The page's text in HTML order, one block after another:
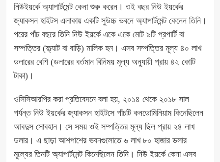
নিউইয়র্কে অ্যাপার্টমেন্ট কেনা শুরু করেন। ওই বছর নিউ ইয়র্কের
জ্যাকসন হাইটস এলাকায় একটি সুউচ্চ ভবনে অ্যাপার্টমেন্ট কেনেন তিনি।
পরের পাঁচ বছরে তিনি নিউ ইয়র্কে একে একে মোট ৯টি প্রপার্টি বা
সম্পত্তির (ফ্ল্যাট বা বাড়ি) মালিক হন। এসব সম্পত্তির মূল্য ৪০ লাখ
ডলারের বেশি (ডলারের বর্তমান বিনিময় মূল্য অনুযায়ী প্রায় ৪২ কোটি
টাকা)।
ওসিসিআরপির করা প্রতিবেদনে বলা হয়, ২০১৪ থেকে ২০১৮ সাল
পর্যন্ত নিউ ইয়র্কের জ্যাকসন হাইটসে পাঁচটি কনডোমিনিয়াম কিনেছিলেন
আবদুস সোবহান। সে সময় ওই সম্পত্তির মূল্য ছিল প্রায় ২৪ লাখ
ডলার। এ ছাড়া আশপাশের ভবনগুলোতে ৬ লাখ ৮০ হাজার ডলার
মূল্যের তিনটি অ্যাপার্টমেন্ট কিনেছিলেন তিনি। নিউ ইয়র্কে কেনা এসব